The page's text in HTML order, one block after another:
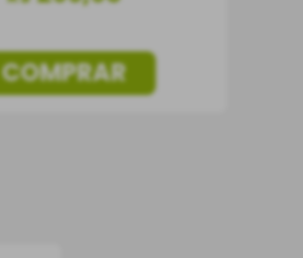
COMPRAR